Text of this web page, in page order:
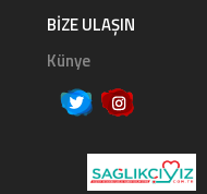
BIZE ULAŞIN
Künye